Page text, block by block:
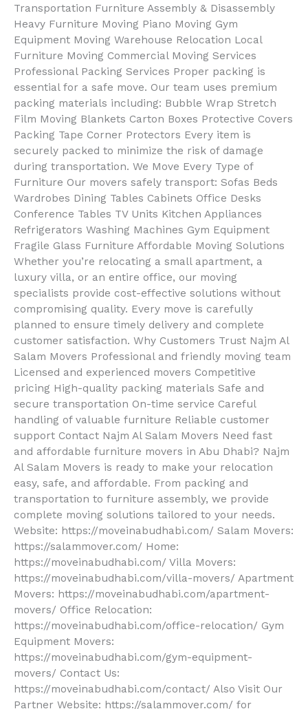
Transportation Furniture Assembly & Disassembly
Heavy Furniture Moving Piano Moving Gym
Equipment Moving Warehouse Relocation Local
Furniture Moving Commercial Moving Services
Professional Packing Services Proper packing is
essential for a safe move. Our team uses premium
packing materials including: Bubble Wrap Stretch
Film Moving Blankets Carton Boxes Protective Covers
Packing Tape Corner Protectors Every item is
securely packed to minimize the risk of damage
during transportation. We Move Every Type of
Furniture Our movers safely transport: Sofas Beds
Wardrobes Dining Tables Cabinets Office Desks
Conference Tables TV Units Kitchen Appliances
Refrigerators Washing Machines Gym Equipment
Fragile Glass Furniture Affordable Moving Solutions
Whether you’re relocating a small apartment, a
luxury villa, or an entire office, our moving
specialists provide cost-effective solutions without
compromising quality. Every move is carefully
planned to ensure timely delivery and complete
customer satisfaction. Why Customers Trust Najm Al
Salam Movers Professional and friendly moving team
Licensed and experienced movers Competitive
pricing High-quality packing materials Safe and
secure transportation On-time service Careful
handling of valuable furniture Reliable customer
support Contact Najm Al Salam Movers Need fast
and affordable furniture movers in Abu Dhabi? Najm
Al Salam Movers is ready to make your relocation
easy, safe, and affordable. From packing and
transportation to furniture assembly, we provide
complete moving solutions tailored to your needs.
Website: https://moveinabudhabi.com/ Salam Movers:
https://salammover.com/ Home:
https://moveinabudhabi.com/ Villa Movers:
https://moveinabudhabi.com/villa-movers/ Apartment
Movers: https://moveinabudhabi.com/apartment-
movers/ Office Relocation:
https://moveinabudhabi.com/office-relocation/ Gym
Equipment Movers:
https://moveinabudhabi.com/gym-equipment-
movers/ Contact Us:
https://moveinabudhabi.com/contact/ Also Visit Our
Partner Website: https://salammover.com/ for